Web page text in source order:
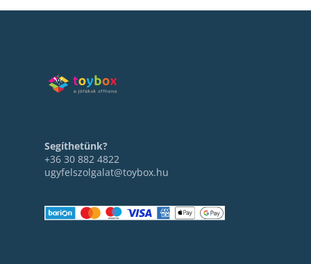
Segíthetünk?
+36 30 882 4822
ugyfelszolgalat@toybox.hu